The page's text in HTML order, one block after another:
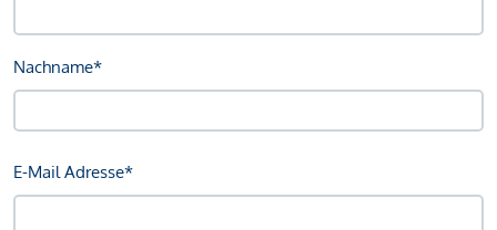
Nachname*
E-Mail Adresse*